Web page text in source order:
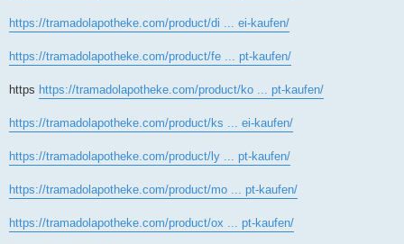
https://tramadolapotheke.com/product/di ... ei-kaufen/
https://tramadolapotheke.com/product/fe ... pt-kaufen/
https https://tramadolapotheke.com/product/ko ... pt-kaufen/
https://tramadolapotheke.com/product/ks ... ei-kaufen/
https://tramadolapotheke.com/product/ly ... pt-kaufen/
https://tramadolapotheke.com/product/mo ... pt-kaufen/
https://tramadolapotheke.com/product/ox ... pt-kaufen/